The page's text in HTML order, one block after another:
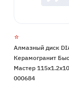
Алмазный диск
Керамогранит
Мастер
000684